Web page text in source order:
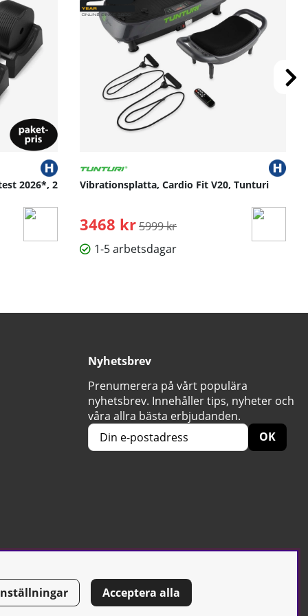
2026*, 2 Vibrationsplatta, Cardio Fit V20, Tunturi
3468 kr Ordinarie pris:
5999 kr
1-5 arbetsdagar
Nyhetsbrev
Prenumerera på vårt populära
nyhetsbrev. Innehåller tips, nyheter och
våra allra bästa erbjudanden.
OK
0500-42 87 00
Acceptera alla